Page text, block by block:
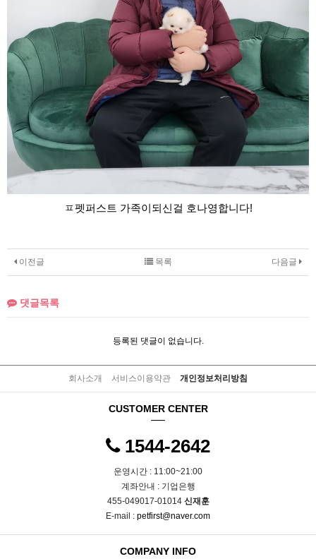
ㅍ펫퍼스트 가족이되신걸 호나영합니다!
이전글 다음글
목록
댓글목록
등록된 댓글이 없습니다.
회사소개 서비스이용약관 개인정보처리방침
CUSTOMER CENTER
1544-2642
운영시간 : 11:00~21:00
계좌안내 : 기업은행
455-049017-01014 신재훈
E-mail : petfirst@naver.com
COMPANY INFO